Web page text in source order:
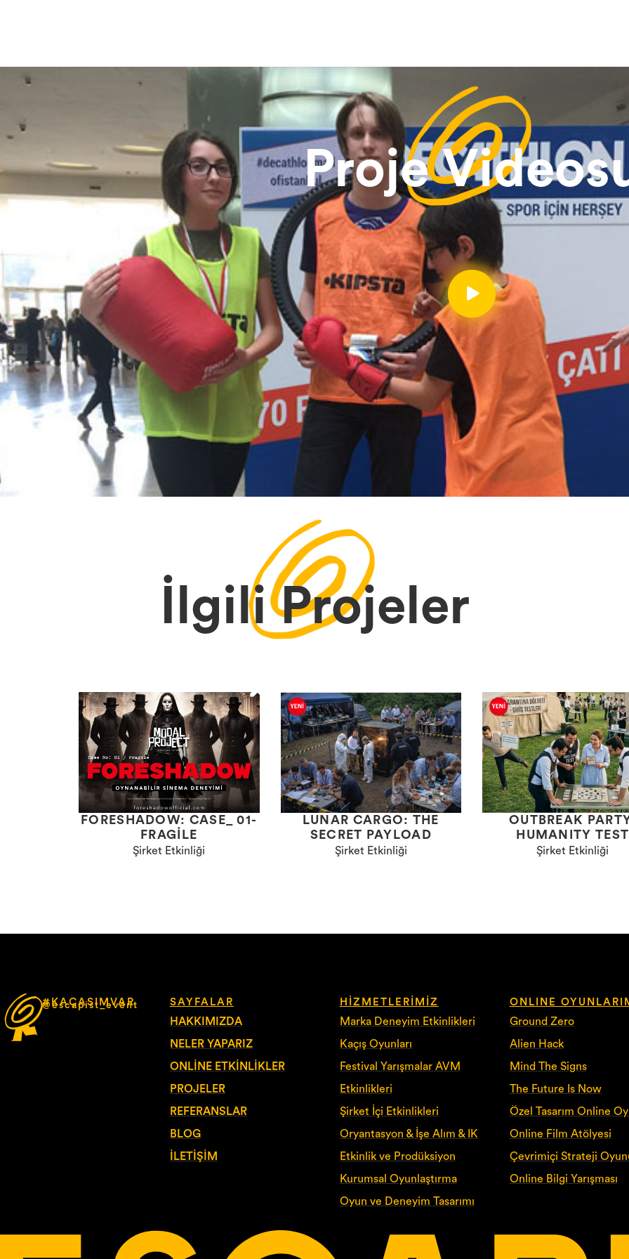
Proje
İlgili Projeler
FORESHADOW: CASE_ 01-
FRAGILE
Şirket Etkinliği
LUNAR CARGO: THE
SECRET PAYLOAD
Şirket Etkinliği
OUTBREAK
HUMANITY TEST
Şirket Etkinliği
#KAÇASIMVAR
@escapist_event SAYFALAR
HAKKIMIZDA
NELER YAPARIZ
ONLINE ETKINLIKLER
PROJELER
REFERANSLAR
BLOG
İLETIŞIM
HIZMETLERIMIZ
Marka Deneyim Etkinlikleri
Kaçış Oyunları
Festival Yarışmalar AVM
Etkinlikleri
Şirket İçi Etkinlikleri
Oryantasyon & İşe Alım & IK
Etkinlik ve Prodüksiyon
Kurumsal Oyunlaştırma
Oyun ve Deneyim Tasarımı
ONLINE
Ground Zero
Alien Hack
Mind The Signs
The Future Is Now
Özel Tasarım Online
Online Film Atölyesi
Çevrimiçi Strateji
Online Bilgi Yarışması